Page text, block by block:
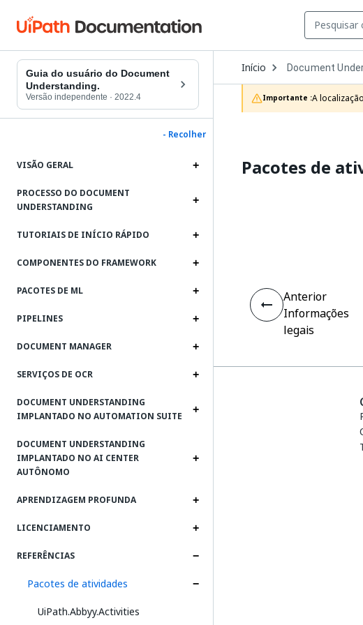
Guia do usuário do Document
Understanding.
Versão independente · 2022.4
- Recolher
VISÃO GERAL
PROCESSO DO DOCUMENT
UNDERSTANDING
TUTORIAIS DE INÍCIO RÁPIDO
COMPONENTES DO FRAMEWORK
PACOTES DE ML
PIPELINES
DOCUMENT MANAGER
SERVIÇOS DE OCR
DOCUMENT UNDERSTANDING
IMPLANTADO NO AUTOMATION SUITE
DOCUMENT UNDERSTANDING
IMPLANTADO NO AI CENTER
AUTÔNOMO
APRENDIZAGEM PROFUNDA
LICENCIAMENTO
REFERÊNCIAS
Pacotes de atividades
UiPath.Abbyy.Activities
Início Open
Dropdown
to
choose
product
Document
Importante :A
Pacotes de
Anterior
Informações
legais